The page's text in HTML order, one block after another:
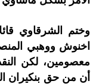
وختم الشرقاوي
اخنوش ووهبي
معصومين، لكن
أن من حق بنكيران